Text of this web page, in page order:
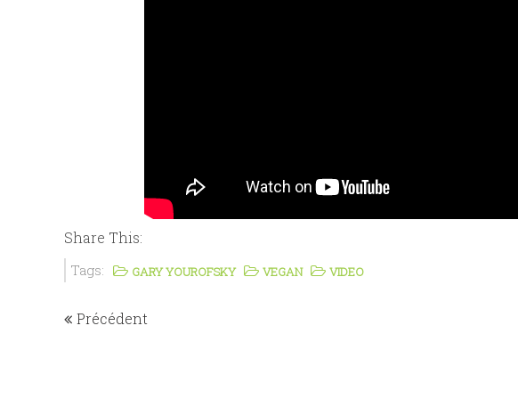
Share This:
Tags: GARY YOUROFSKY VEGAN VIDEO
Précédent